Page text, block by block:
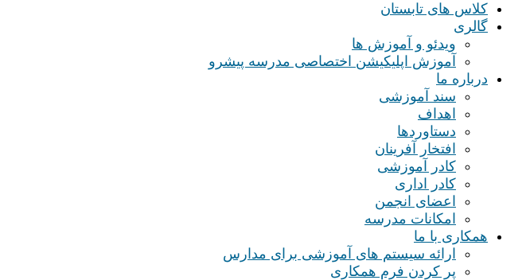
کلاس های تابستان
گالری
ویدئو و آموزش ها
آموزش اپلیکیشن اختصاصی مدرسه پیشرو
درباره ما
سند آموزشی
اهداف
دستاوردها
افتخار آفرینان
کادر آموزشی
کادر اداری
اعضای انجمن
امکانات مدرسه
همکاری با ما
ارائه سیستم های آموزشی برای مدارس
پر کردن فرم همکاری